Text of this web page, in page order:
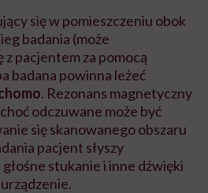
się w pomieszczeniu obok
badania (może
z pacjentem za pomocą
badana powinna leżeć
. Rezonans magnetyczny
odczuwane może być
się skanowanego obszaru
pacjent słyszy
stukanie i inne dźwięki